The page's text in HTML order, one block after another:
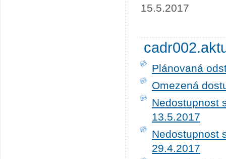
15.5.2017
Plánovaná
Omezená
Nedostupnost
13.5.2017
Nedostupnost
29.4.2017